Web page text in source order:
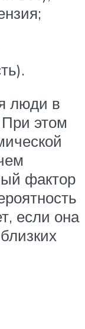
люди в
этом
фактор
если она